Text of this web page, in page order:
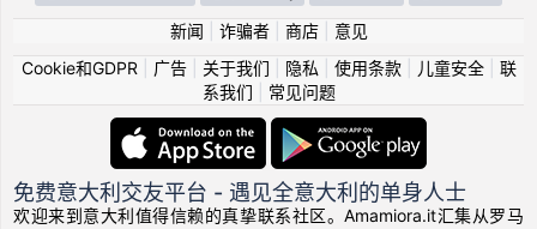
新闻 诈骗者| 商店| 意见
Cookie和GDPR
广告| 关于我们 隐私 使用条款| 儿童安全| 联
系我们
常见问题
免费意大利交友平台 - 遇见全意大利的单身人士
欢迎来到意大利值得信赖的真挚联系社区。Amamiora.it汇集从罗马